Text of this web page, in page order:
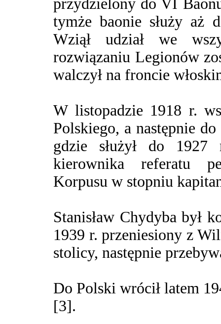
przydzielony do VI
tymże baonie służy aż
Wziął udział we
rozwiązaniu Legionów
walczył na froncie
W listopadzie 1918 r.
Polskiego, a następnie
gdzie służył do
kierownika referatu
Korpusu w stopniu
Stanisław Chydyba był
1939 r. przeniesiony z
stolicy, następnie
Do Polski wrócił latem
[3].